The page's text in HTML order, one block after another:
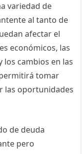
variedad de
al tanto de
afectar el
económicos, las
los cambios en las
tomar
las oportunidades
de deuda
pero